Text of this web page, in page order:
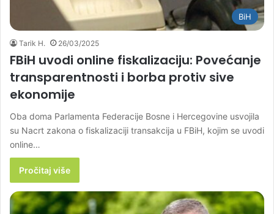
BiH
Tarik H. 26/03/2025
FBiH uvodi online fiskalizaciju: Povećanje
transparentnosti i borba protiv sive
ekonomije
Oba doma Parlamenta Federacije Bosne i Hercegovine usvojila
su Nacrt zakona o fiskalizaciji transakcija u FBiH, kojim se uvodi
online…
Pročitaj više